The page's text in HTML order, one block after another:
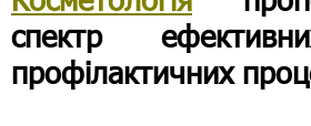
спектр
профілактичних